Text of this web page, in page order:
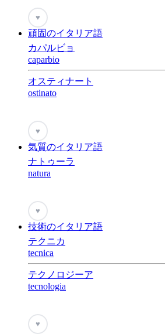
♥
頑固のイタリア語
カパルビョ
caparbio
オスティナート
ostinato
♥
気質のイタリア語
ナトゥーラ
natura
♥
技術のイタリア語
テクニカ
tecnica
テクノロジーア
tecnologia
♥